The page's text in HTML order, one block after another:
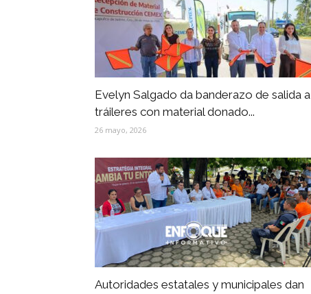
Evelyn Salgado da banderazo de salida a
tráileres con material donado...
26 mayo, 2026
Autoridades estatales y municipales dan